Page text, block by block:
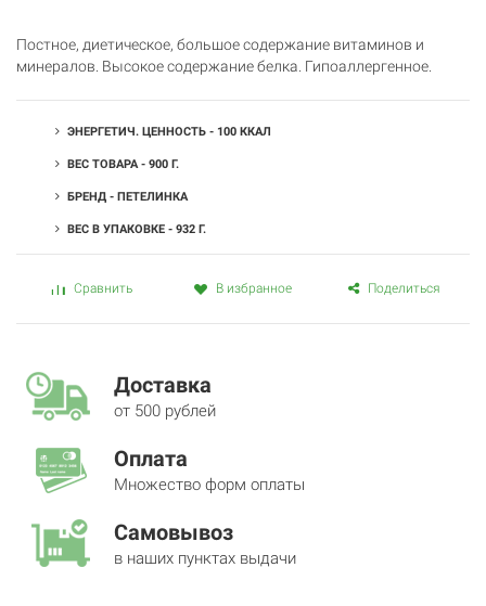
Постное, диетическое, большое содержание витаминов и
минералов. Высокое содержание белка. Гипоаллергенное.
ЭНЕРГЕТИЧ. ЦЕННОСТЬ - 100 ККАЛ
ВЕС ТОВАРА - 900 Г.
БРЕНД - ПЕТЕЛИНКА
ВЕС В УПАКОВКЕ - 932 Г.
Сравнить В избранное Поделиться
Доставка
от 500 рублей
Оплата
Множество форм оплаты
Самовывоз
в наших пунктах выдачи